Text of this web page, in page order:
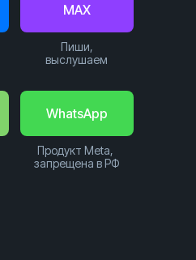
WhatsApp
Продукт Meta,
запрещена в РФ
MAX
Пиши,
выслушаем